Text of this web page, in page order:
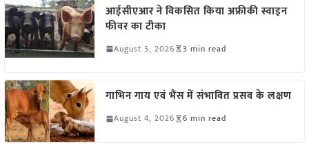
आईसीएआर ने विकसित किया अफ्रीकी स्वाइन
फीवर का टीका
August 5, 2026 3 min read
गाभिन गाय एवं भैंस में संभावित प्रसव के लक्षण
August 4, 2026 6 min read